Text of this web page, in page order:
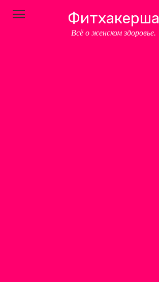
Фитхакерша
Всё о женском здоровье.